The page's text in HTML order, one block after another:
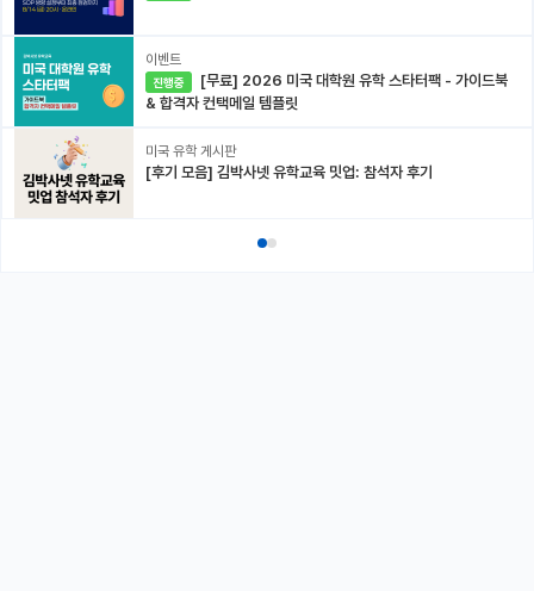
이벤트
진행중
& 합격자 컨택메일 템플릿
미국 유학 게시판
[후기 모음] 김박사넷 유학교육 밋업: 참석자 후기